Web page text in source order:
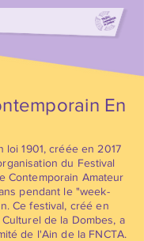
En
loi 1901, créée en 2017
du Festival
Contemporain Amateur
pendant le "week-
Ce festival, créé en
de la Dombes, a
de l'Ain de la FNCTA.